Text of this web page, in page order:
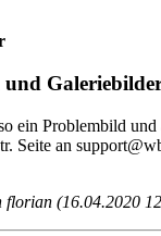
und
ein Problembild
Seite an
florian (16.04.2020